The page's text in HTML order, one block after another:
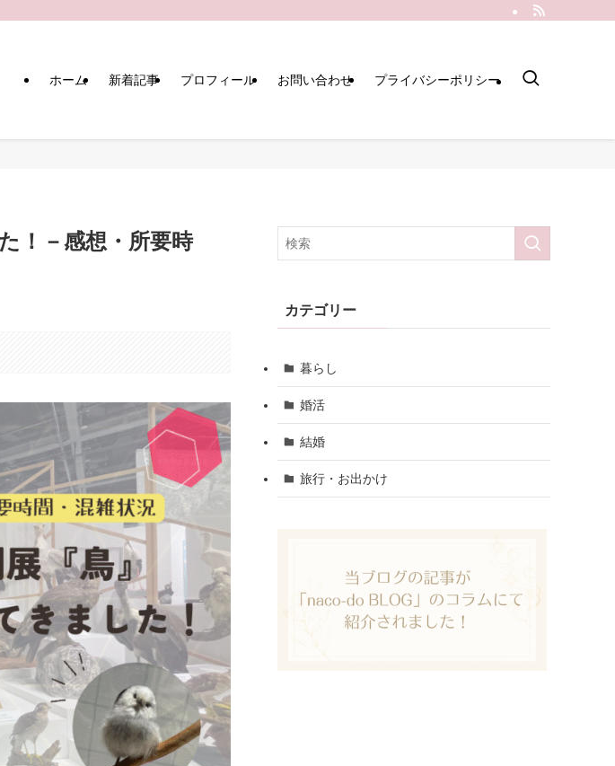
ホーム 新着記事 プロフィール お問い合わせ プライバシーポリシー
！－感想・所要時
カテゴリー
暮らし
婚活
結婚
旅行・お出かけ